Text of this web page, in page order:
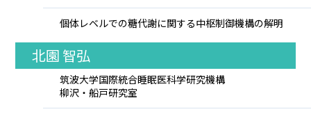
個体レベルでの糖代謝に関する中枢制御機構の解明
北園 智弘
筑波大学国際統合睡眠医科学研究機構
柳沢・船戸研究室